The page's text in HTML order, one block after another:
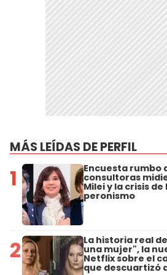
MÁS LEÍDAS DE PERFIL
1 Encuesta rumbo
consultoras
Milei y la crisis
peronismo
2 La historia real
una mujer", la
Netflix sobre el
que descuartizó